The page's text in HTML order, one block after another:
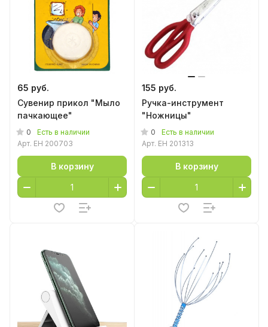
65 руб.
Сувенир прикол "Мыло
пачкающее"
0
Есть в наличии
Арт. EH 200703
В корзину
155 руб.
Ручка-инструмент
"Ножницы"
0
Есть в наличии
Арт. EH 201313
В корзину